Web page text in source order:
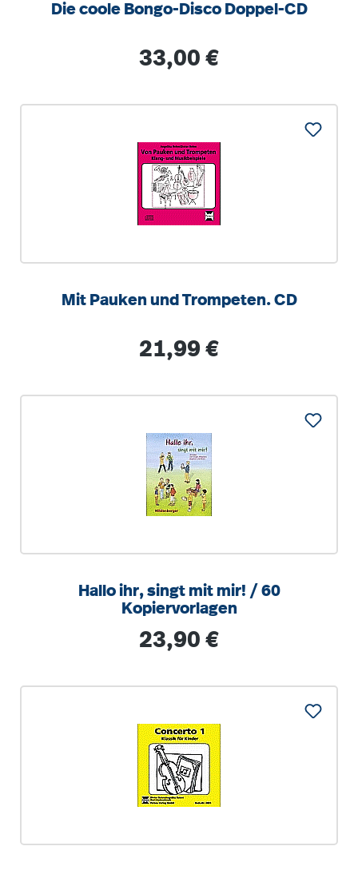
Die coole Bongo-Disco Doppel-CD
Regulärer Preis:
33,00 €
Mit Pauken und Trompeten. CD
Regulärer Preis:
21,99 €
Hallo ihr, singt mit mir! / 60
Kopiervorlagen
Regulärer Preis:
23,90 €